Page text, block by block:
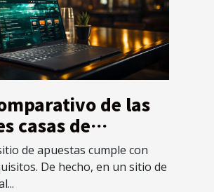
de las
casas de
extranjeras
de apuestas cumple con
De hecho, en un sitio de